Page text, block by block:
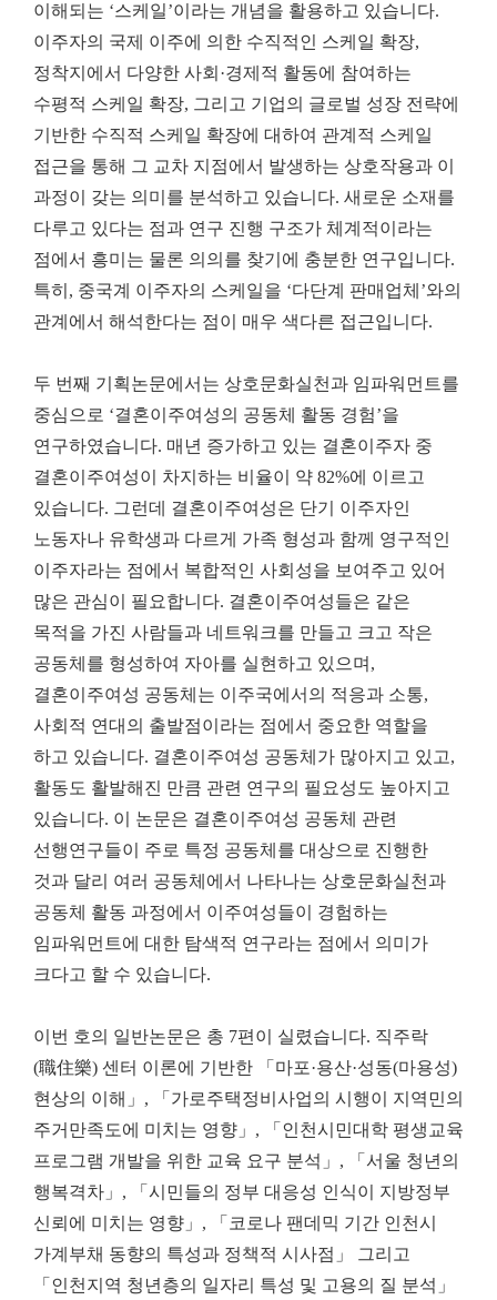
이해되는 ‘스케일’이라는 개념을 활용하고 있습니다.
이주자의 국제 이주에 의한 수직적인 스케일 확장,
정착지에서 다양한 사회 ·경제적 활동에 참여하는
수평적 스케일 확장, 그리고 기업의 글로벌 성장 전략에
기반한 수직적 스케일 확장에 대하여 관계적 스케일
접근을 통해 그 교차 지점에서 발생하는 상호작용과 이
과정이 갖는 의미를 분석하고 있습니다. 새로운 소재를
다루고 있다는 점과 연구 진행 구조가 체계적이라는
점에서 흥미는 물론 의의를 찾기에 충분한 연구입니다.
특히 , 중국계 이주자의 스케일을 ‘다단계 판매업체 ’와의
관계에서 해석한다는 점이 매우 색다른 접근입니다.
두 번째 기획논문에서는 상호문화실천과 임파워먼트를
중심으로 ‘결혼이주여성의 공동체 활동 경험’을
연구하였습니다. 매년 증가하고 있는 결혼이주자 중
결혼이주여성이 차지하는 비율이 약 82%에 이르고
있습니다. 그런데 결혼이주여성은 단기 이주자인
노동자나 유학생과 다르게 가족 형성과 함께 영구적인
이주자라는 점에서 복합적인 사회성을 보여주고 있어
많은 관심이 필요합니다. 결혼이주여성들은 같은
목적을 가진 사람들과 네트워크를 만들고 크고 작은
공동체를 형성하여 자아를 실현하고 있으며 ,
결혼이주여성 공동체는 이주국에서의 적응과 소통,
사회적 연대의 출발점이라는 점에서 중요한 역할을
하고 있습니다. 결혼이주여성 공동체가 많아지고 있고,
활동도 활발해진 만큼 관련 연구의 필요성도 높아지고
있습니다. 이 논문은 결혼이주여성 공동체 관련
선행연구들이 주로 특정 공동체를 대상으로 진행한
것과 달리 여러 공동체에서 나타나는 상호문화실천과
공동체 활동 과정에서 이주여성들이 경험하는
임파워먼트에 대한 탐색적 연구라는 점에서 의미가
크다고 할 수 있습니다.
이번 호의 일반논문은 총 7편이 실렸습니다. 직주락
(職住樂) 센터 이론에 기반한 「 마포·용산·성동(마용성)
현상의 이해 」 , 「 가로주택정비사업의 시행이 지역민의
주거만족도에 미치는 영향 」 , 「 인천시민대학 평생교육
프로그램 개발을 위한 교육 요구 분석 」 , 「 서울 청년의
행복격차 」 , 「 시민들의 정부 대응성 인식이 지방정부
신뢰에 미치는 영향 」 , 「 코로나 팬데믹 기간 인천시
가계부채 동향의 특성과 정책적 시사점 」
그리고
「 인천지역 청년층의 일자리 특성 및 고용의 질 분석 」